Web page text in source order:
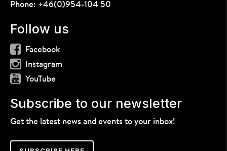
Phone: +46(0)954-104 50
Follow us
Facebook
Instagram
YouTube
Subscribe to our newsletter
Get the latest news and events to your inbox!